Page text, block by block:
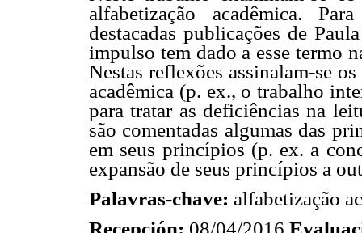
alfabetização acadêmica.
destacadas publicações de
impulso tem dado a esse termo
Nestas reflexões assinalam-se
acadêmica (p. ex., o trabalho
para tratar as deficiências na
são comentadas algumas das
em seus princípios (p. ex. a
expansão de seus princípios a
Palavras-chave: alfabetização